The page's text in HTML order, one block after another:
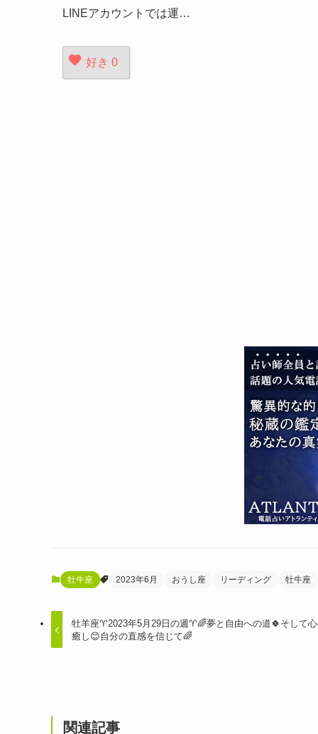
LINEアカウントでは運…
好き 0
牡牛座 2023年6月 おうし座 リーディング 牡牛座
牡羊座♈️2023年5月29日の週♈️🌈夢と自由への道🍀そして
癒し😊自分の直感を信じて🌈
関連記事